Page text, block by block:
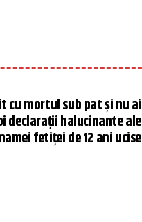
cu mortul sub pat și nu ai
declarații halucinante ale
fetiței de 12 ani ucise